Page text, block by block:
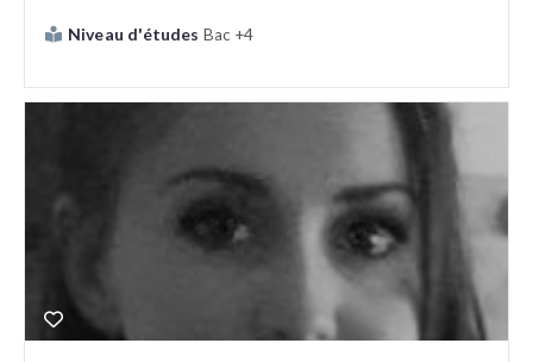
Niveau d'études Bac +4